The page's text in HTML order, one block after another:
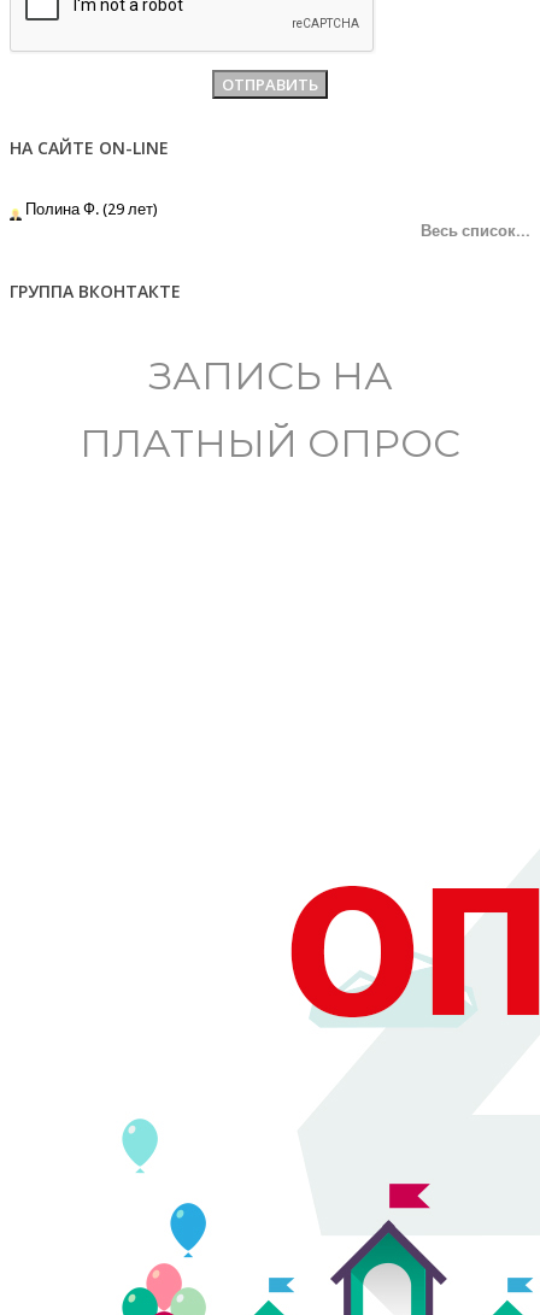
НА САЙТЕ ON-LINE
Полина Ф. (29 лет)
Весь список...
ГРУППА ВКОНТАКТЕ
ЗАПИСЬ НА
ПЛАТНЫЙ ОПРОС